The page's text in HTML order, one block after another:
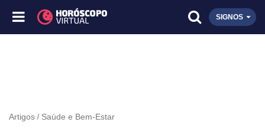
SIGNOS
Artigos Saúde e Bem-Estar